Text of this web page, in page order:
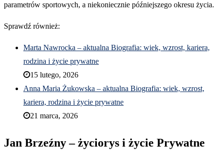
parametrów sportowych, a niekoniecznie późniejszego okresu życia.
Sprawdź również:
Marta Nawrocka – aktualna Biografia: wiek, wzrost, kariera,
rodzina i życie prywatne
15 lutego, 2026
Anna Maria Żukowska – aktualna Biografia: wiek, wzrost,
kariera, rodzina i życie prywatne
21 marca, 2026
Jan Brzeźny – życiorys i życie Prywatne